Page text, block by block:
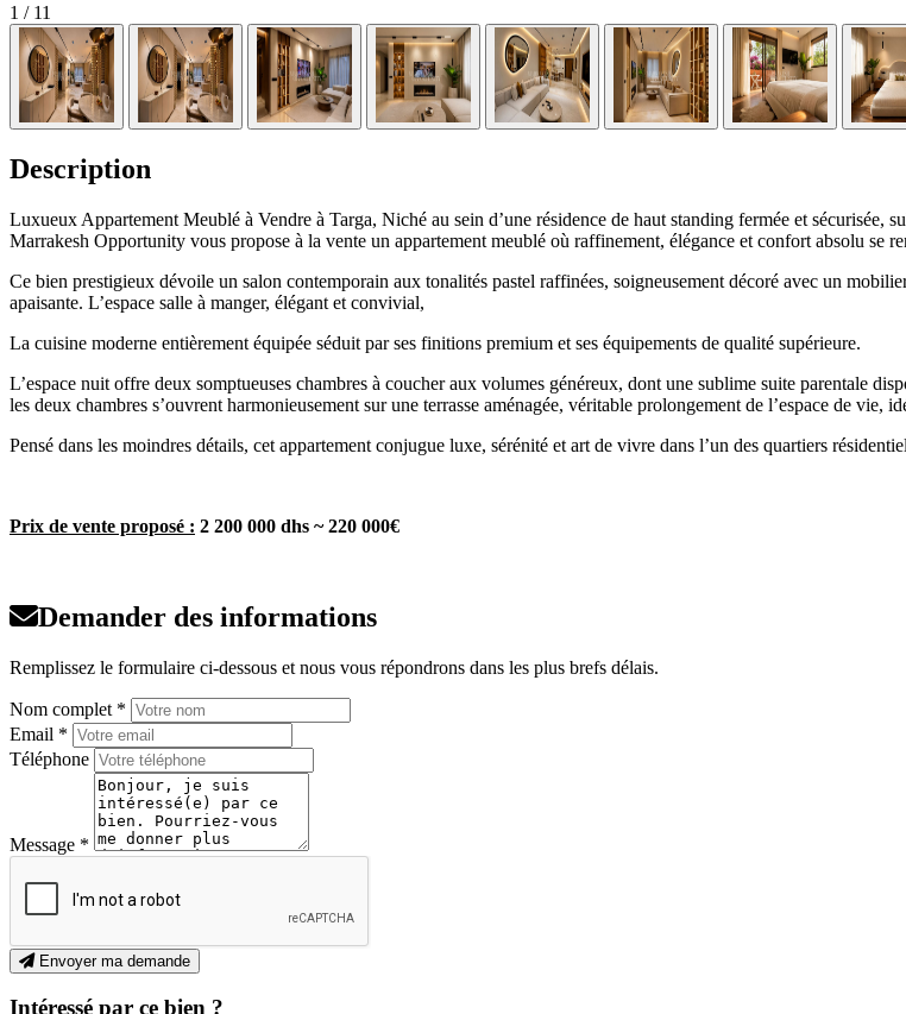
1 / 11
Description
Luxueux Appartement Meublé à Vendre à Targa, Niché au sein d’une résidence de haut standing fermée et sécurisée,
Marrakesh Opportunity vous propose à la vente un appartement meublé où raffinement, élégance et confort absolu se
Ce bien prestigieux dévoile un salon contemporain aux tonalités pastel raffinées, soigneusement décoré avec un
apaisante. L’espace salle à manger, élégant et convivial,
La cuisine moderne entièrement équipée séduit par ses finitions premium et ses équipements de qualité supérieure.
L’espace nuit offre deux somptueuses chambres à coucher aux volumes généreux, dont une sublime suite parentale
les deux chambres s’ouvrent harmonieusement sur une terrasse aménagée, véritable prolongement de l’espace de vie,
Pensé dans les moindres détails, cet appartement conjugue luxe, sérénité et art de vivre dans l’un des quartiers
Prix de vente proposé : 2 200 000 dhs ~ 220 000€
Demander des informations
Remplissez le formulaire ci-dessous et nous vous répondrons dans les plus brefs délais.
Nom complet *
Email *
Téléphone
Message *
Envoyer ma demande
Intéressé par ce bien ?